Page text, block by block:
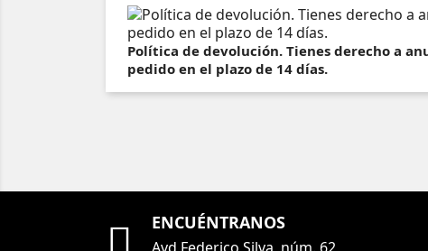
Política de devolución. Tienes derecho a
pedido en el plazo de 14 días.
ENCUÉNTRANOS